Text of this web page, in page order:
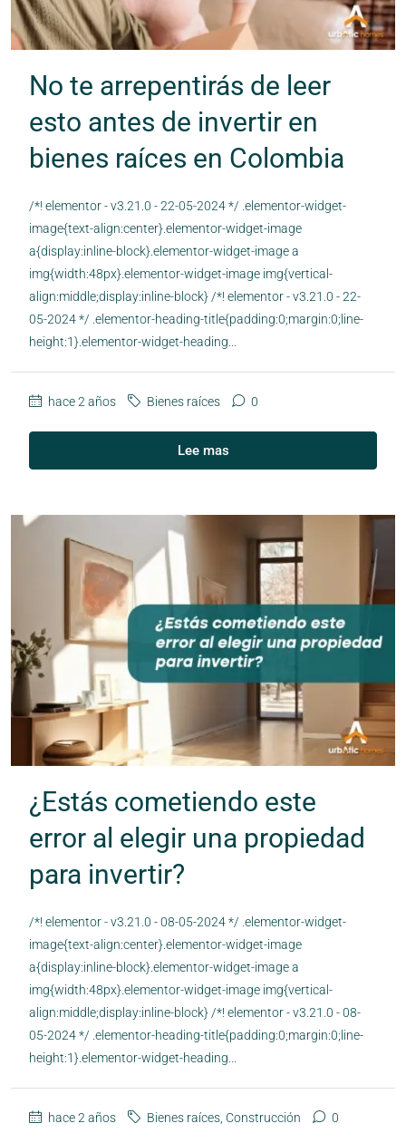
No te arrepentirás de leer
esto antes de invertir en
bienes raíces en Colombia
/*! elementor - v3.21.0 - 22-05-2024 */ .elementor-widget-
image{text-align:center}.elementor-widget-image
a{display:inline-block}.elementor-widget-image a
img{width:48px}.elementor-widget-image img{vertical-
align:middle;display:inline-block} /*! elementor - v3.21.0 - 22-
05-2024 */ .elementor-heading-title{padding:0;margin:0;line-
height:1}.elementor-widget-heading...
hace 2 años Bienes raíces 0
Lee mas
¿Estás cometiendo este
error al elegir una propiedad
para invertir?
/*! elementor - v3.21.0 - 08-05-2024 */ .elementor-widget-
image{text-align:center}.elementor-widget-image
a{display:inline-block}.elementor-widget-image a
img{width:48px}.elementor-widget-image img{vertical-
align:middle;display:inline-block} /*! elementor - v3.21.0 - 08-
05-2024 */ .elementor-heading-title{padding:0;margin:0;line-
height:1}.elementor-widget-heading...
hace 2 años Bienes raíces Construcción 0